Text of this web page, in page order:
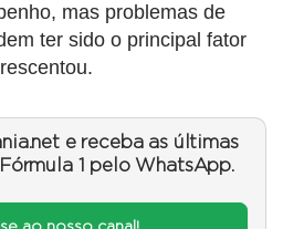
mas problemas de
ter sido o principal fator
e receba as últimas
1 pelo WhatsApp.